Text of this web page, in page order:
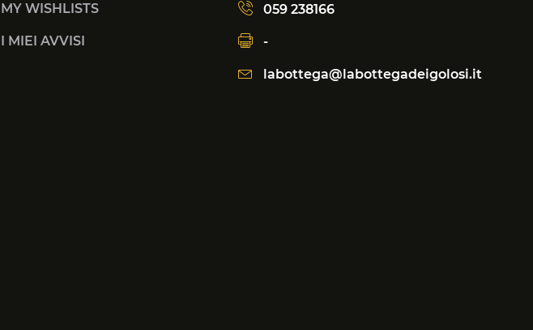
MY WISHLISTS
I MIEI AVVISI
059 238166
-
labottega@labottegadeigolosi.it